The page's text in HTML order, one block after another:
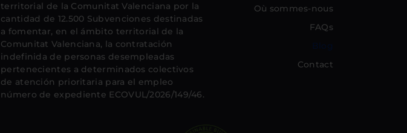
territorial de la Comunitat Valenciana por la
cantidad de 12.500 Subvenciones destinadas
a fomentar, en el ámbito territorial de la
Comunitat Valenciana, la contratación
indefinida de personas desempleadas
pertenecientes a determinados colectivos
de atención prioritaria para el empleo
número de expediente ECOVUL/2026/149/46.
Où sommes-nous
FAQs
Blog
Contact